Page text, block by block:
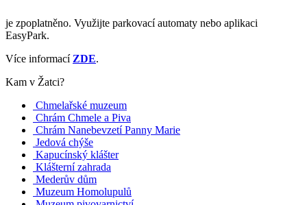
je zpoplatněno. Využijte parkovací automaty nebo aplikaci
EasyPark.
Více informací ZDE.
Kam v Žatci?
Chmelařské muzeum
Chrám Chmele a Piva
Chrám Nanebevzetí Panny Marie
Jedová chýše
Kapucínský klášter
Klášterní zahrada
Mederův dům
Muzeum Homolupulů